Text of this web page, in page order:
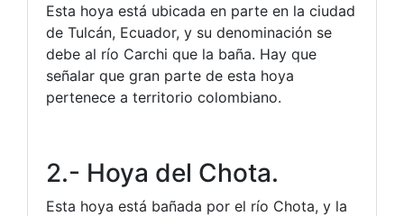
Esta hoya está ubicada en parte en la ciudad
de Tulcán, Ecuador, y su denominación se
debe al río Carchi que la baña. Hay que
señalar que gran parte de esta hoya
pertenece a territorio colombiano.
2.- Hoya del Chota.
Esta hoya está bañada por el río Chota, y la